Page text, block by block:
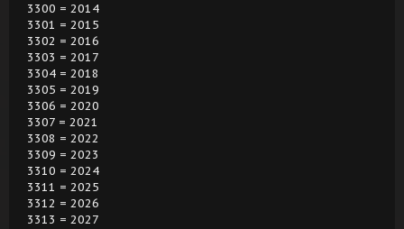
3300 = 2014
3301 = 2015
3302 = 2016
3303 = 2017
3304 = 2018
3305 = 2019
3306 = 2020
3307 = 2021
3308 = 2022
3309 = 2023
3310 = 2024
3311 = 2025
3312 = 2026
3313 = 2027